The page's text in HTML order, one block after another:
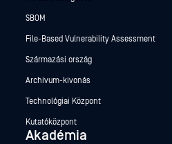
SBOM
File-Based Vulnerability Assessment
Származási ország
Archívum-kivonás
Technológiai Központ
Kutatóközpont
Akadémia